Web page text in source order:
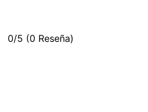
0/5 (0 Reseña)